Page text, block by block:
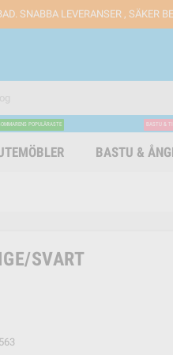
SNABBA LEVERANSER , SÄKER
POPULÄRASTE
BASTU &
BASTU &
SVART